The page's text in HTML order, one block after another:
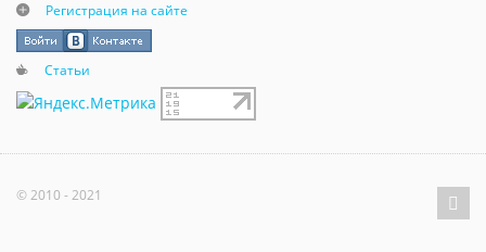
Регистрация на сайте
Статьи
© 2010 - 2021